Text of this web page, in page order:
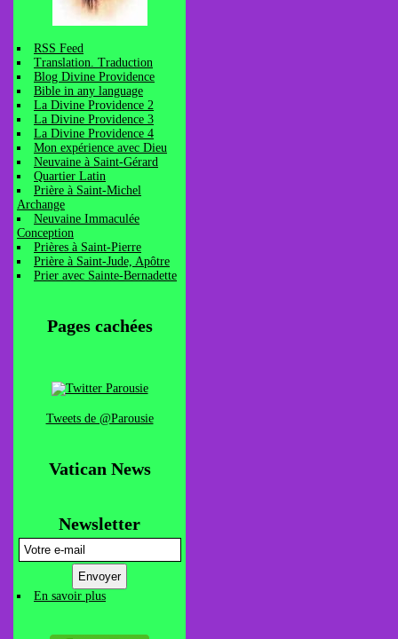
RSS Feed
Translation. Traduction
Blog Divine Providence
Bible in any language
La Divine Providence 2
La Divine Providence 3
La Divine Providence 4
Mon expérience avec Dieu
Neuvaine à Saint-Gérard
Quartier Latin
Prière à Saint-Michel
Archange
Neuvaine Immaculée
Conception
Prières à Saint-Pierre
Prière à Saint-Jude, Apôtre
Prier avec Sainte-Bernadette
Pages cachées
Tweets de @Parousie
Vatican News
Newsletter
En savoir plus